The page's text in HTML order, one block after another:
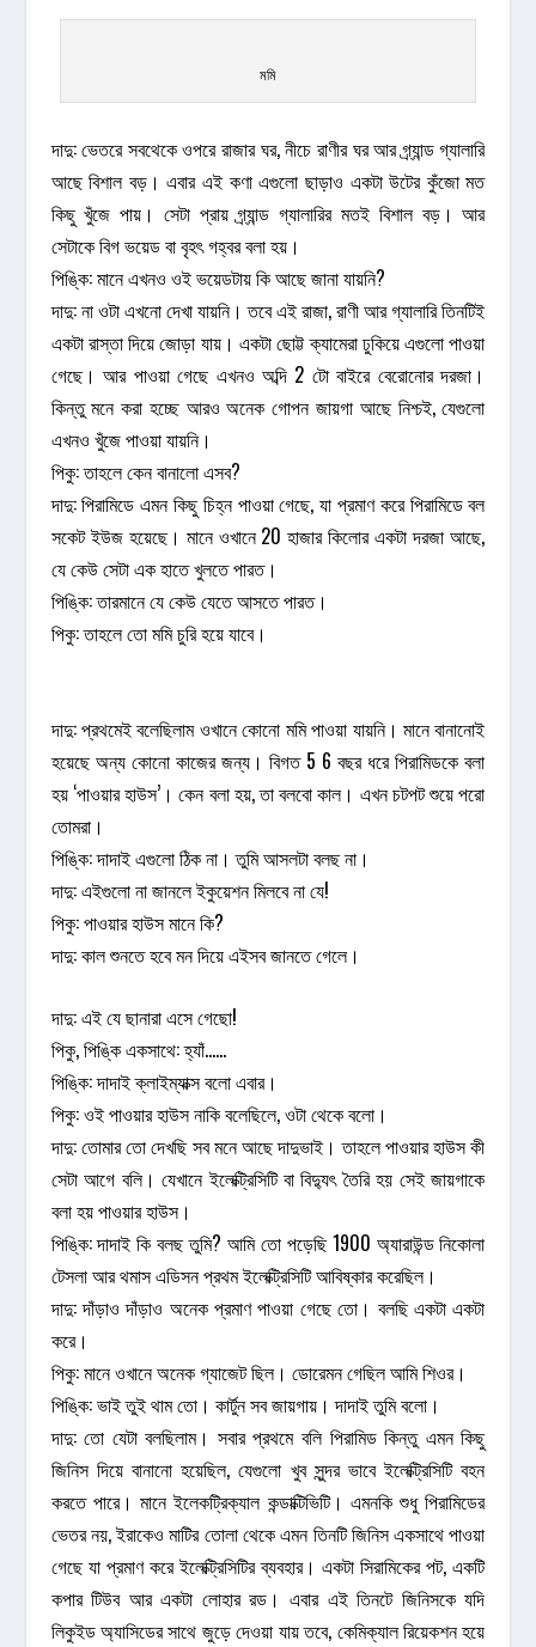
মমি
দাদু: ভেতরে সবথেকে ওপরে রাজার ঘর, নীচে রাণীর ঘর আর গ্র্যান্ড গ্যালারি
আছে বিশাল বড়। এবার এই কণা এগুলো ছাড়াও একটা উটের কুঁজো মত
কিছু খুঁজে পায়। সেটা প্রায় গ্র্যান্ড গ্যালারির মতই বিশাল বড়। আর
সেটাকে বিগ ভয়েড বা বৃহৎ গহ্বর বলা হয়।
পিঙ্কি: মানে এখনও ওই ভয়েডটায় কি আছে জানা যায়নি?
দাদু: না ওটা এখনো দেখা যায়নি। তবে এই রাজা, রাণী আর গ্যালারি তিনটিই
একটা রাস্তা দিয়ে জোড়া যায়। একটা ছোট্ট ক্যামেরা ঢুকিয়ে এগুলো পাওয়া
গেছে। আর পাওয়া গেছে এখনও অব্দি 2 টো বাইরে বেরোনোর দরজা।
কিন্তু মনে করা হচ্ছে আরও অনেক গোপন জায়গা আছে নিশ্চই, যেগুলো
এখনও খুঁজে পাওয়া যায়নি।
পিকু: তাহলে কেন বানালো এসব?
দাদু: পিরামিডে এমন কিছু চিহ্ন পাওয়া গেছে, যা প্রমাণ করে পিরামিডে বল
সকেট ইউজ হয়েছে। মানে ওখানে 20 হাজার কিলোর একটা দরজা আছে,
যে কেউ সেটা এক হাতে খুলতে পারত।
পিঙ্কি: তারমানে যে কেউ যেতে আসতে পারত।
পিকু: তাহলে তো মমি চুরি হয়ে যাবে।
দাদু: প্রথমেই বলেছিলাম ওখানে কোনো মমি পাওয়া যায়নি। মানে বানানোই
হয়েছে অন্য কোনো কাজের জন্য। বিগত 5 6 বছর ধরে পিরামিডকে বলা
হয় ‘পাওয়ার হাউস’। কেন বলা হয়, তা বলবো কাল। এখন চটপট শুয়ে পরো
তোমরা।
পিঙ্কি: দাদাই এগুলো ঠিক না। তুমি আসলটা বলছ না।
দাদু: এইগুলো না জানলে ইকুয়েশন মিলবে না যে!
পিকু: পাওয়ার হাউস মানে কি?
দাদু: কাল শুনতে হবে মন দিয়ে এইসব জানতে গেলে।
দাদু: এই যে ছানারা এসে গেছো!
পিকু, পিঙ্কি একসাথে: হ্যাঁ……
পিঙ্কি: দাদাই ক্লাইম্যাক্স বলো এবার।
পিকু: ওই পাওয়ার হাউস নাকি বলেছিলে, ওটা থেকে বলো।
দাদু: তোমার তো দেখছি সব মনে আছে দাদুভাই। তাহলে পাওয়ার হাউস কী
সেটা আগে বলি। যেখানে ইলেক্ট্রিসিটি বা বিদ্যুৎ তৈরি হয় সেই জায়গাকে
বলা হয় পাওয়ার হাউস।
পিঙ্কি: দাদাই কি বলছ তুমি? আমি তো পড়েছি 1900 অ্যারাউন্ড নিকোলা
টেসলা আর থমাস এডিসন প্রথম ইলেক্ট্রিসিটি আবিষ্কার করেছিল।
দাদু: দাঁড়াও দাঁড়াও অনেক প্রমাণ পাওয়া গেছে তো। বলছি একটা একটা
করে।
পিকু: মানে ওখানে অনেক গ্যাজেট ছিল। ডোরেমন গেছিল আমি শিওর।
পিঙ্কি: ভাই তুই থাম তো। কার্টুন সব জায়গায়। দাদাই তুমি বলো।
দাদু: তো যেটা বলছিলাম। সবার প্রথমে বলি পিরামিড কিন্তু এমন কিছু
জিনিস দিয়ে বানানো হয়েছিল, যেগুলো খুব সুন্দর ভাবে ইলেক্ট্রিসিটি বহন
করতে পারে। মানে ইলেকট্রিক্যাল কন্ডাক্টিভিটি। এমনকি শুধু পিরামিডের
ভেতর নয়, ইরাকেও মাটির তোলা থেকে এমন তিনটি জিনিস একসাথে পাওয়া
গেছে যা প্রমাণ করে ইলেক্ট্রিসিটির ব্যবহার। একটা সিরামিকের পট, একটি
কপার টিউব আর একটা লোহার রড। এবার এই তিনটে জিনিসকে যদি
লিকুইড অ্যাসিডের সাথে জুড়ে দেওয়া যায় তবে, কেমিক্যাল রিয়েকশন হয়ে